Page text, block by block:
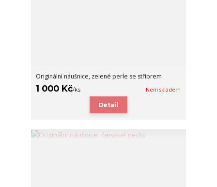
Originální náušnice, zelené perle se stříbrem
1 000 Kč/ks Není skladem
Detail